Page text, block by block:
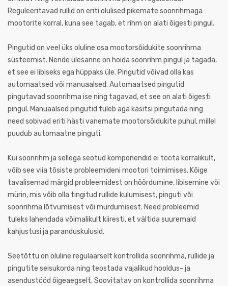
Reguleeritavad rullid on eriti olulised pikemate soonrihmaga
mootorite korral, kuna see tagab, et rihm on alati õigesti pingul.
Pingutid on veel üks oluline osa mootorsõidukite soonrihma
süsteemist. Nende ülesanne on hoida soonrihm pingul ja tagada,
et see ei libiseks ega hüppaks üle. Pingutid võivad olla kas
automaatsed või manuaalsed. Automaatsed pingutid
pingutavad soonrihma ise ning tagavad, et see on alati õigesti
pingul. Manuaalsed pingutid tuleb aga käsitsi pingutada ning
need sobivad eriti hästi vanemate mootorsõidukite puhul, millel
puudub automaatne pinguti.
Kui soonrihm ja sellega seotud komponendid ei tööta korralikult,
võib see viia tõsiste probleemideni mootori toimimises. Kõige
tavalisemad märgid probleemidest on hõõrdumine, libisemine või
mürin, mis võib olla tingitud rullide kulumisest, pinguti või
soonrihma lõtvumisest või murdumisest. Need probleemid
tuleks lahendada võimalikult kiiresti, et vältida suuremaid
kahjustusi ja paranduskulusid.
Seetõttu on oluline regulaarselt kontrollida soonrihma, rullide ja
pingutite seisukorda ning teostada vajalikud hooldus- ja
asendustööd õigeaegselt. Soovitatav on kontrollida soonrihma